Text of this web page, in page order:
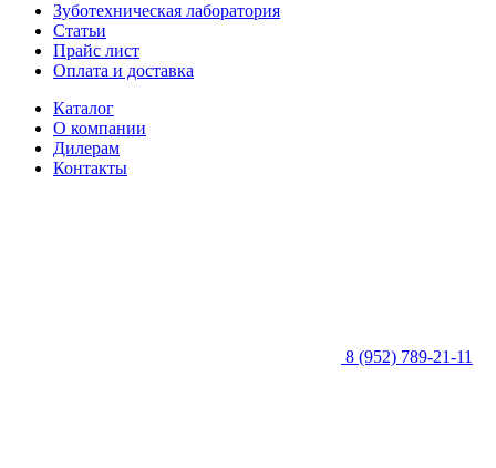
Зуботехническая лаборатория
Статьи
Прайс лист
Оплата и доставка
Каталог
О компании
Дилерам
Контакты
8 (952) 789-21-11